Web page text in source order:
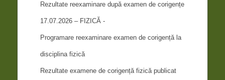
Rezultate reexaminare după examen de corigențe
17.07.2026 – FIZICĂ -
Programare reexaminare examen de corigență la
disciplina fizică
Rezultate examene de corigență fizică publicat